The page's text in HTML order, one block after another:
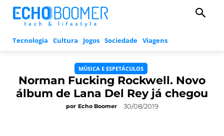
Tecnologia Cultura Jogos Sociedade Viagens
MÚSICA E ESPETÁCULOS
Norman Fucking Rockwell. Novo
álbum de Lana Del Rey já chegou
por Echo Boomer 30/08/2019